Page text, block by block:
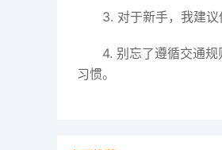
3. 对于新手，我建
4. 别忘了遵循交通
习惯。